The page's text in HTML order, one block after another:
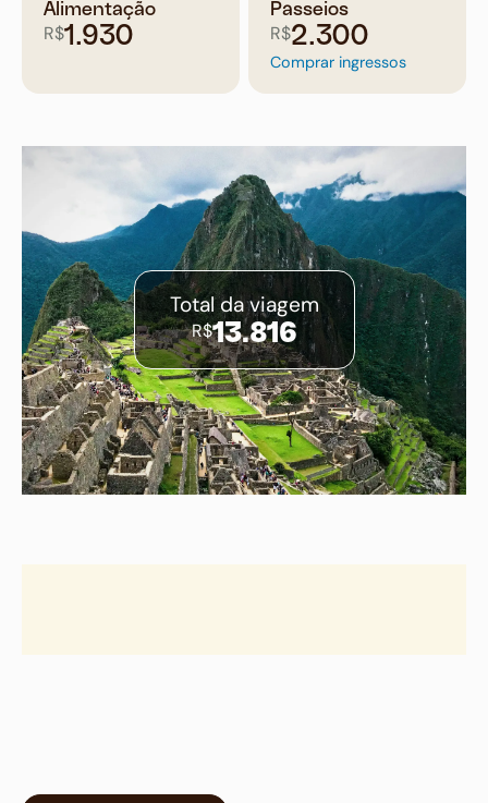
Alimentação
R$1.930
Passeios
R$2.300
Comprar ingressos
Total da viagem
R$13.816